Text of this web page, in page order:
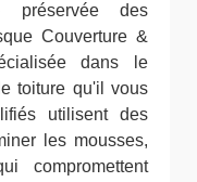
préservée des
Couverture &
dans le
toiture qu'il vous
utilisent des
les mousses,
compromettent